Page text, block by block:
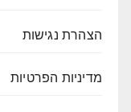
הצהרת נגישות
מדיניות הפרטיות